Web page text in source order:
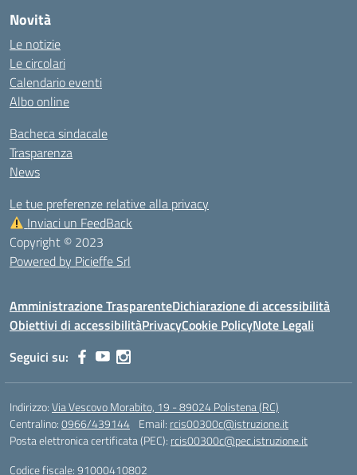
Novità
Le notizie
Le circolari
Calendario eventi
Albo online
Bacheca sindacale
Trasparenza
News
Le tue preferenze relative alla privacy
Inviaci un FeedBack
Copyright © 2023
Powered by Picieffe Srl
Amministrazione TrasparenteDichiarazione di accessibilità
Obiettivi di accessibilitàPrivacyCookie PolicyNote Legali
Seguici su:
Indirizzo:Via Vescovo Morabito, 19 - 89024 Polistena (RC)
Centralino:0966/439144 Email: rcis00300c@istruzione.it
Posta elettronica certificata (PEC): rcis00300c@pec.istruzione.it
Codice fiscale: 91000410802